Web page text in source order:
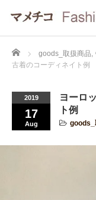
Home goods_取扱商品,
古着のコーディネイト例
2019
17
Aug
ヨーロ
ト例
goods_